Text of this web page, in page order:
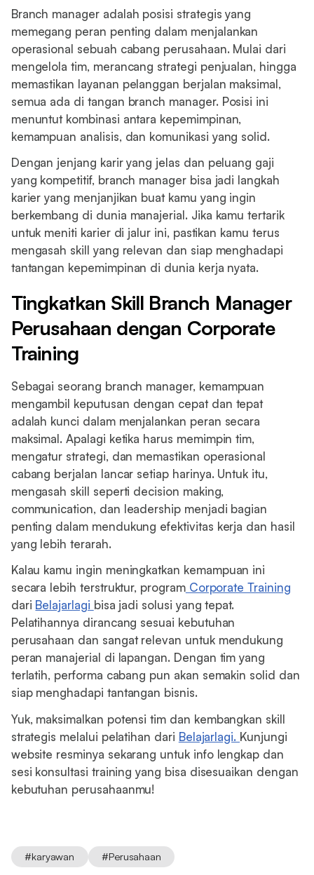
Branch manager adalah posisi strategis yang
memegang peran penting dalam menjalankan
operasional sebuah cabang perusahaan. Mulai dari
mengelola tim, merancang strategi penjualan, hingga
memastikan layanan pelanggan berjalan maksimal,
semua ada di tangan branch manager. Posisi ini
menuntut kombinasi antara kepemimpinan,
kemampuan analisis, dan komunikasi yang solid.
Dengan jenjang karir yang jelas dan peluang gaji
yang kompetitif, branch manager bisa jadi langkah
karier yang menjanjikan buat kamu yang ingin
berkembang di dunia manajerial. Jika kamu tertarik
untuk meniti karier di jalur ini, pastikan kamu terus
mengasah skill yang relevan dan siap menghadapi
tantangan kepemimpinan di dunia kerja nyata.
Tingkatkan Skill Branch Manager
Perusahaan dengan Corporate
Training
Sebagai seorang branch manager, kemampuan
mengambil keputusan dengan cepat dan tepat
adalah kunci dalam menjalankan peran secara
maksimal. Apalagi ketika harus memimpin tim,
mengatur strategi, dan memastikan operasional
cabang berjalan lancar setiap harinya. Untuk itu,
mengasah skill seperti decision making,
communication, dan leadership menjadi bagian
penting dalam mendukung efektivitas kerja dan hasil
yang lebih terarah.
Kalau kamu ingin meningkatkan kemampuan ini
secara lebih terstruktur, programCorporate Training
dari Belajarlagi bisa jadi solusi yang tepat.
Pelatihannya dirancang sesuai kebutuhan
perusahaan dan sangat relevan untuk mendukung
peran manajerial di lapangan. Dengan tim yang
terlatih, performa cabang pun akan semakin solid dan
siap menghadapi tantangan bisnis.
Yuk, maksimalkan potensi tim dan kembangkan skill
strategis melalui pelatihan dari Belajarlagi. Kunjungi
website resminya sekarang untuk info lengkap dan
sesi konsultasi training yang bisa disesuaikan dengan
kebutuhan perusahaanmu!
#karyawan #Perusahaan